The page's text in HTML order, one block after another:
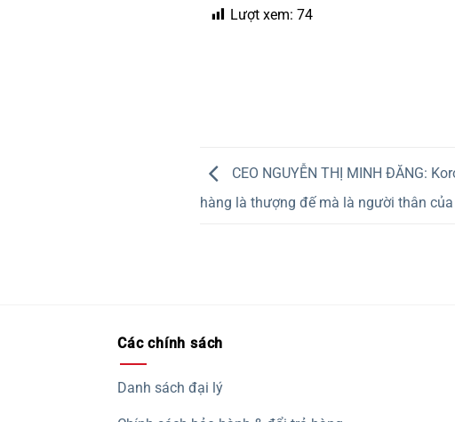
Lượt xem: 74
CEO NGUYỄN THỊ MINH ĐĂNG:
hàng là thượng đế mà là người thân
Các chính sách
Danh sách đại lý